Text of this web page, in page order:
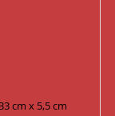
cm x 5,5 cm